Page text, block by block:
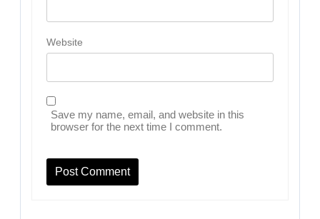
Website
Save my name, email, and website in this
browser for the next time I comment.